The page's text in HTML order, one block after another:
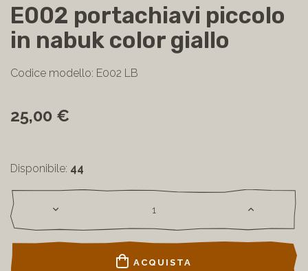
E002 portachiavi piccolo
in nabuk color giallo
Codice modello: E002 LB
25,00 €
Disponibile: 44
ACQUISTA